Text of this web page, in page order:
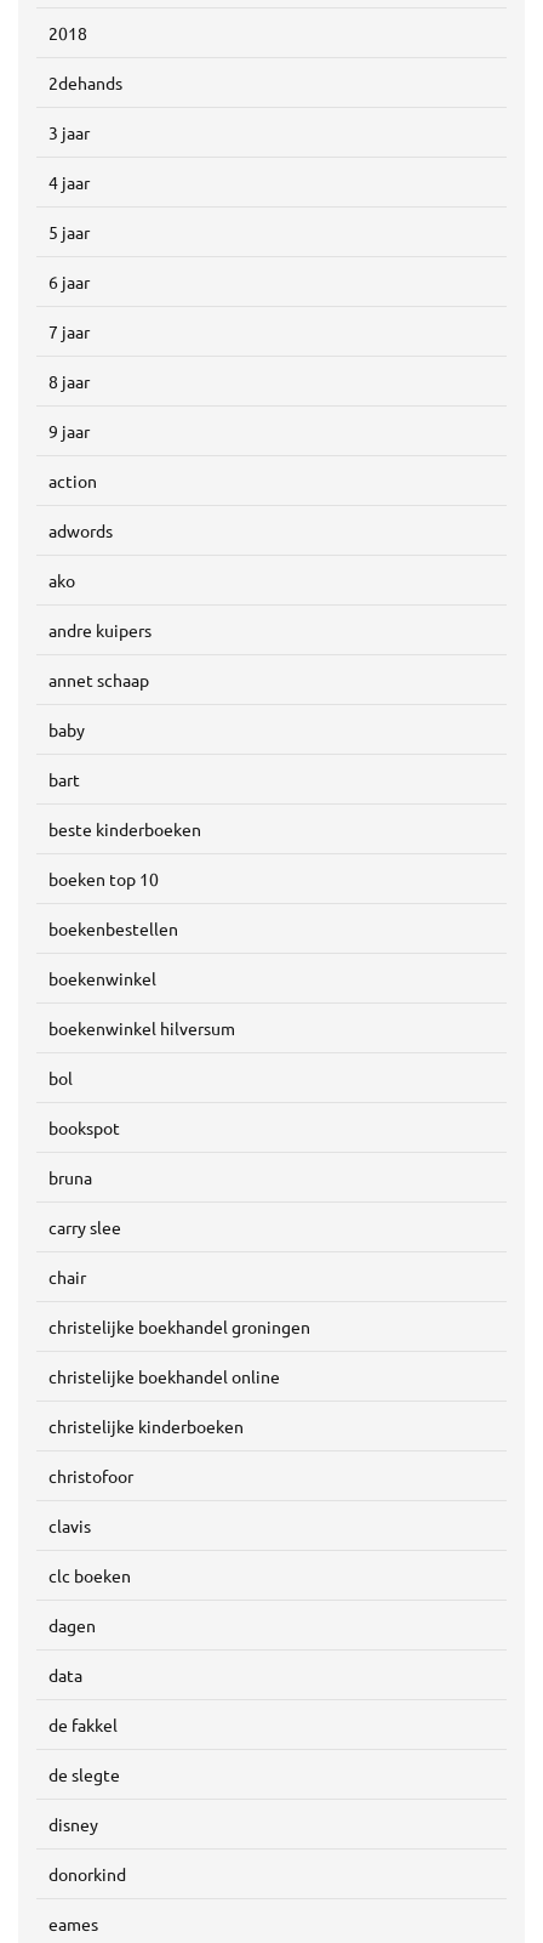
2018
2dehands
3 jaar
4 jaar
5 jaar
6 jaar
7 jaar
8 jaar
9 jaar
action
adwords
ako
andre kuipers
annet schaap
baby
bart
beste kinderboeken
boeken top 10
boekenbestellen
boekenwinkel
boekenwinkel hilversum
bol
bookspot
bruna
carry slee
chair
christelijke boekhandel groningen
christelijke boekhandel online
christelijke kinderboeken
christofoor
clavis
clc boeken
dagen
data
de fakkel
de slegte
disney
donorkind
eames